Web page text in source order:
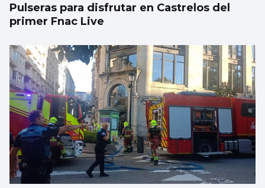
Pulseras para disfrutar en Castrelos del
primer Fnac Live